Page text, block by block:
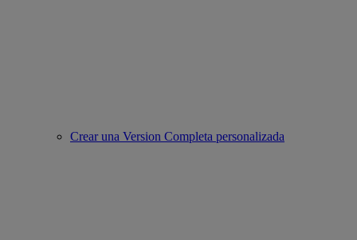
Crear una Version Completa personalizada